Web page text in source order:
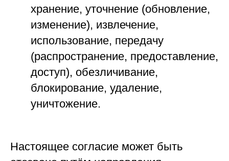
хранение, уточнение (обновление,
изменение), извлечение,
использование, передачу
(распространение, предоставление,
доступ), обезличивание,
блокирование, удаление,
уничтожение.
Настоящее согласие может быть